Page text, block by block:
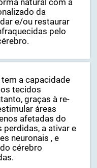
cognitivo
natural com a
da
e/ou restaurar
pelo
a capacidade
tecidos
graças à re-
áreas
afetadas do
a ativar e
neuronais , e
cérebro